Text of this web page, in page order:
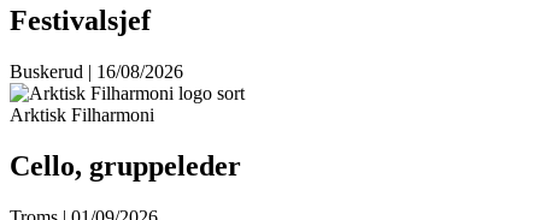
Festivalsjef
Buskerud | 16/08/2026
Arktisk Filharmoni
Cello, gruppeleder